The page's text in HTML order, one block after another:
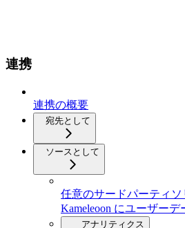
連携
連携の概要
宛先として
ソースとして
任意のサードパーティ
Kameleoon にユーザー
アナリティクス